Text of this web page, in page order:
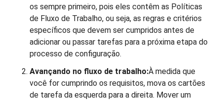
os sempre primeiro, pois eles contêm as Políticas
de Fluxo de Trabalho, ou seja, as regras e critérios
específicos que devem ser cumpridos antes de
adicionar ou passar tarefas para a próxima etapa do
processo de configuração.
Avançando no fluxo de trabalho:À medida que
você for cumprindo os requisitos, mova os cartões
de tarefa da esquerda para a direita. Mover um